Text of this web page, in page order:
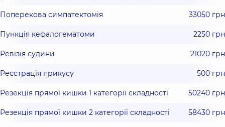
Поперекова симпатектомія 33050 грн
Пункція кефалогематоми 2250 грн
Ревізія судини 21020 грн
Реєстрація прикусу 500 грн
Резекція прямої кишки 1 категорії складності 50240 грн
Резекція прямої кишки 2 категорії складності 58430 грн